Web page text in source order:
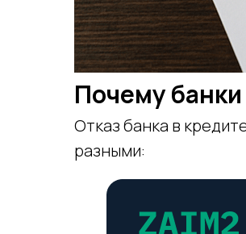
Почему
Отказ банка в
разными: